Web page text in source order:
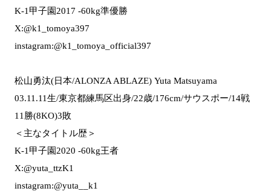
K-1甲子園2017 -60kg準優勝
X:@k1_tomoya397
instagram:@k1_tomoya_official397
松山勇汰(日本/ALONZA ABLAZE) Yuta Matsuyama
03.11.11生/東京都練馬区出身/22歳/176cm/サウスポー/14戦
11勝(8KO)3敗
＜主なタイトル歴＞
K-1甲子園2020 -60kg王者
X:@yuta_ttzK1
instagram:@yuta__k1